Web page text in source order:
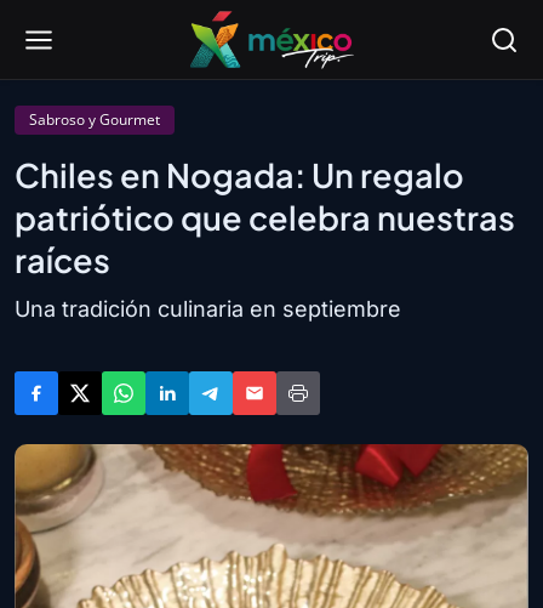
Sabroso y Gourmet
Chiles en Nogada: Un regalo
patriótico que celebra nuestras
raíces
Una tradición culinaria en septiembre